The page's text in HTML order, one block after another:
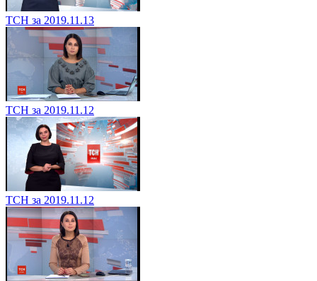
ТСН за 2019.11.13
ТСН за 2019.11.12
ТСН за 2019.11.12